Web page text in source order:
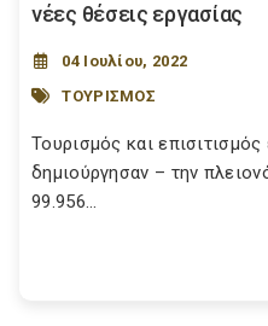
νέες θέσεις εργασίας
04 Ιουλίου, 2022
ΤΟΥΡΙΣΜΟΣ
Τουρισμός και επισιτισμός
δημιούργησαν – την
99.956...